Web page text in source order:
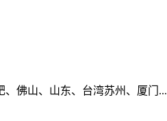
佛山、山东、台湾苏州、厦门...